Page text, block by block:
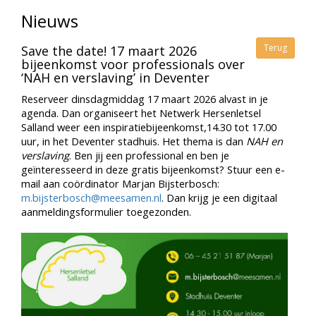
Nieuws
Terug
Save the date! 17 maart 2026
bijeenkomst voor professionals over
‘NAH en verslaving’ in Deventer
Reserveer dinsdagmiddag 17 maart 2026 alvast in je
agenda. Dan organiseert het Netwerk Hersenletsel
Salland weer een inspiratiebijeenkomst,14.30 tot 17.00
uur, in het Deventer stadhuis. Het thema is dan NAH en
verslaving. Ben jij een professional en ben je
geïnteresseerd in deze gratis bijeenkomst? Stuur een e-
mail aan coördinator Marjan Bijsterbosch:
m.bijsterbosch@meesamen.nl. Dan krijg je een digitaal
aanmeldingsformulier toegezonden.